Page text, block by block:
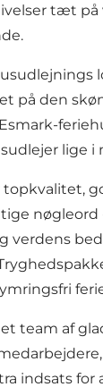
tæt på
på den
lige
topkvalitet,
nøgleord
verdens
team af
indsats for